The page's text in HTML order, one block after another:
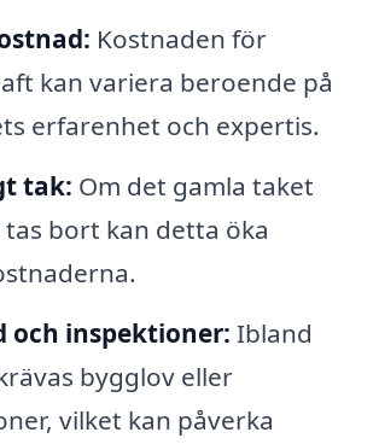
Kostnaden för
kan variera beroende på
erfarenhet och expertis.
tak: Om det gamla taket
bort kan detta öka
och inspektioner: Ibland
bygglov eller
vilket kan påverka